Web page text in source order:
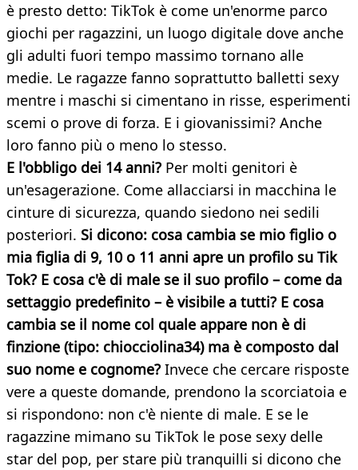
è presto detto: TikTok è come un'enorme parco
giochi per ragazzini, un luogo digitale dove anche
gli adulti fuori tempo massimo tornano alle
medie. Le ragazze fanno soprattutto balletti sexy
mentre i maschi si cimentano in risse, esperimenti
scemi o prove di forza. E i giovanissimi? Anche
loro fanno più o meno lo stesso.
E l'obbligo dei 14 anni? Per molti genitori è
un'esagerazione. Come allacciarsi in macchina le
cinture di sicurezza, quando siedono nei sedili
posteriori. Si dicono: cosa cambia se mio figlio o
mia figlia di 9, 10 o 11 anni apre un profilo su Tik
Tok? E cosa c'è di male se il suo profilo – come da
settaggio predefinito – è visibile a tutti? E cosa
cambia se il nome col quale appare non è di
finzione (tipo: chiocciolina34) ma è composto dal
suo nome e cognome? Invece che cercare risposte
vere a queste domande, prendono la scorciatoia e
si rispondono: non c'è niente di male. E se le
ragazzine mimano su TikTok le pose sexy delle
star del pop, per stare più tranquilli si dicono che